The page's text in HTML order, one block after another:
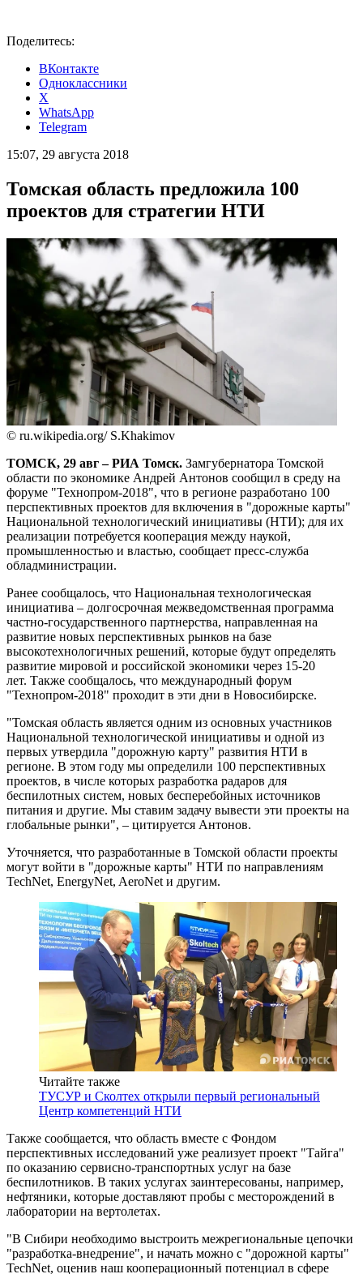
Поделитесь:
ВКонтакте
Одноклассники
X
WhatsApp
Telegram
15:07, 29 августа 2018
Томская область предложила 100
проектов для стратегии НТИ
© ru.wikipedia.org/ S.Khakimov
ТОМСК, 29 авг – РИА Томск. Замгубернатора Томской
области по экономике Андрей Антонов сообщил в среду на
форуме "Технопром-2018", что в регионе разработано 100
перспективных проектов для включения в "дорожные карты"
Национальной технологический инициативы (НТИ); для их
реализации потребуется кооперация между наукой,
промышленностью и властью, сообщает пресс-служба
обладминистрации.
Ранее сообщалось, что Национальная технологическая
инициатива – долгосрочная межведомственная программа
частно-государственного партнерства, направленная на
развитие новых перспективных рынков на базе
высокотехнологичных решений, которые будут определять
развитие мировой и российской экономики через 15-20
лет. Также сообщалось, что международный форум
"Технопром-2018" проходит в эти дни в Новосибирске.
"Томская область является одним из основных участников
Национальной технологической инициативы и одной из
первых утвердила "дорожную карту" развития НТИ в
регионе. В этом году мы определили 100 перспективных
проектов, в числе которых разработка радаров для
беспилотных систем, новых бесперебойных источников
питания и другие. Мы ставим задачу вывести эти проекты на
глобальные рынки", – цитируется Антонов.
Уточняется, что разработанные в Томской области проекты
могут войти в "дорожные карты" НТИ по направлениям
TechNet, EnergyNet, AeroNet и другим.
Читайте также
ТУСУР и Сколтех открыли первый региональный
Центр компетенций НТИ
Также сообщается, что область вместе с Фондом
перспективных исследований уже реализует проект "Тайга"
по оказанию сервисно-транспортных услуг на базе
беспилотников. В таких услугах заинтересованы, например,
нефтяники, которые доставляют пробы с месторождений в
лаборатории на вертолетах.
"В Сибири необходимо выстроить межрегиональные цепочки
"разработка-внедрение", и начать можно с "дорожной карты"
TechNet, оценив наш кооперационный потенциал в сфере